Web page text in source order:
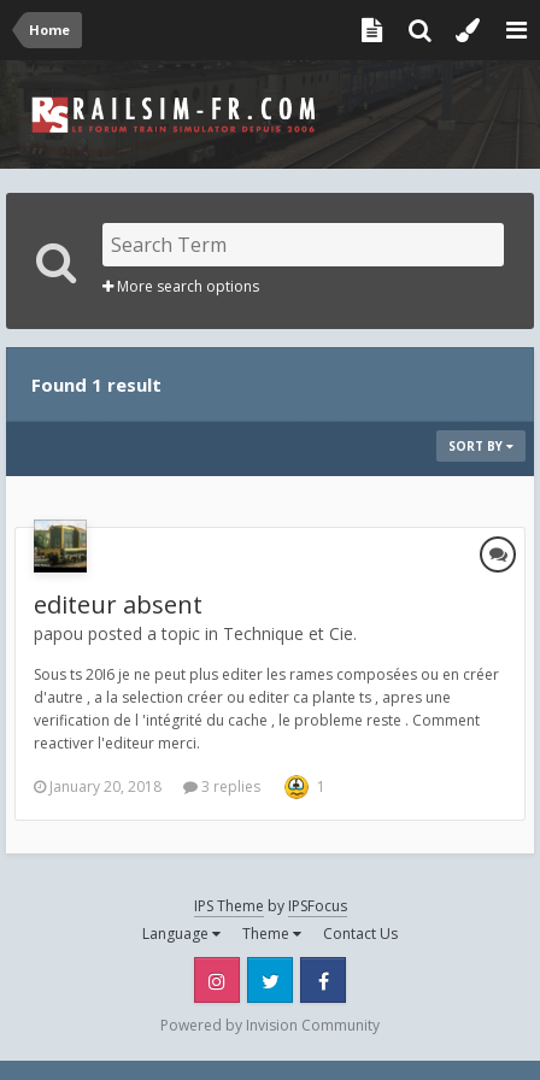
Home
More search options
Found 1 result
SORT BY
editeur absent
papou posted a topic in Technique et Cie.
Sous ts 20I6 je ne peut plus editer les rames composées ou en créer
d'autre , a la selection créer ou editer ca plante ts , apres une
verification de l 'intégrité du cache , le probleme reste . Comment
reactiver l'editeur merci.
January 20, 2018 3 replies 1
IPS Theme by IPSFocus
Language
Theme Contact Us
Instagram Twitter
Powered by Invision Community